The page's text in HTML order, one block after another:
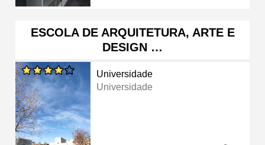
ESCOLA DE ARQUITETURA, ARTE E
DESIGN …
Universidade
Universidade